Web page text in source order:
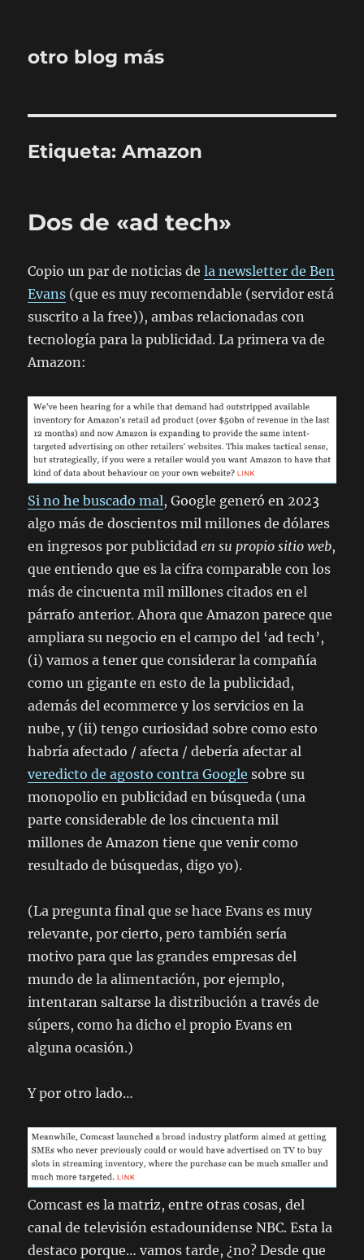
otro blog más
Etiqueta:Amazon
Dos de «ad tech»
Copio un par de noticias delanewsletter de Ben
Evans (que es muy recomendable (servidor está
suscrito a la free)), ambas relacionadas con
tecnología para la publicidad. La primera va de
Amazon:
Si no he buscado mal, Google generó en 2023
algo más de doscientos mil millones de dólares
en ingresos por publicidaden su propio sitio web,
que entiendo que es la cifra comparable con los
más de cincuenta mil millones citados en el
párrafo anterior. Ahora que Amazon parece que
ampliara su negocio en el campo del ‘ad tech’,
(i) vamos a tener que considerar la compañía
como un gigante en esto de la publicidad,
además delecommerce y los servicios en la
nube, y (ii) tengo curiosidad sobre como esto
habría afectado / afecta / debería afectar al
veredicto de agosto contra Google sobre su
monopolio en publicidad en búsqueda (una
parte considerable de los cincuenta mil
millones de Amazon tiene que venir como
resultado de búsquedas, digo yo).
(La pregunta final que se hace Evans es muy
relevante, por cierto, pero también sería
motivo para que las grandes empresas del
mundo de la alimentación, por ejemplo,
intentaran saltarse la distribución a través de
súpers, como ha dicho el propio Evans en
alguna ocasión.)
Y por otro lado…
Comcast es la matriz, entre otras cosas, del
canal de televisión estadounidense NBC. Esta la
destaco porque… vamos tarde, ¿no? Desde que